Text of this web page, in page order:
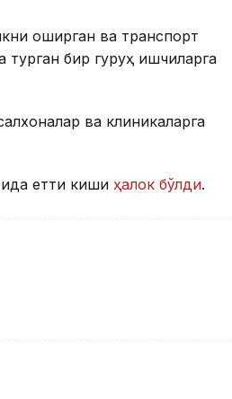
оширган ва транспорт
турган бир гуруҳ ишчиларга
ва клиникаларга
етти киши ҳалок бўлди.